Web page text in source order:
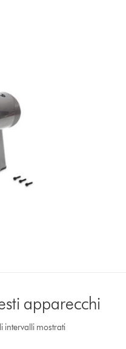
apparecchi
intervalli mostrati